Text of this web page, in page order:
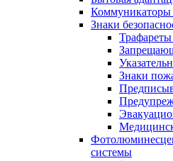
Коммуникаторы
Знаки
Трафареты
Знаки
системы